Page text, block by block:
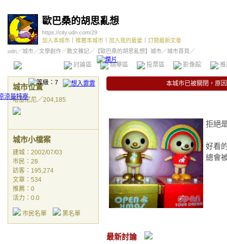
歐巴桑的胡思亂想
https://city.udn.com/29
加入本城市
推薦本城市 加入我的最愛
訂閱最新文章
udn／城市／文學創作／散文雜記／ 【歐巴桑的胡思亂想】城市／城市首頁／
討論區 精華區 投票區 影像館
城市位置
塔基尼尼／204,185
城市小檔案
建城：2002/07/03
市民：28
訪客：195,274
文章：534
推薦： 0
活力：0.0
市民名單 黑名單
本城市已被關閉，原
拒絕
好看
總會
最新討論